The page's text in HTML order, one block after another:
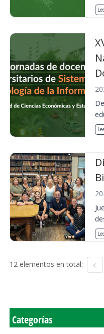
12 elementos en total:
Categorías